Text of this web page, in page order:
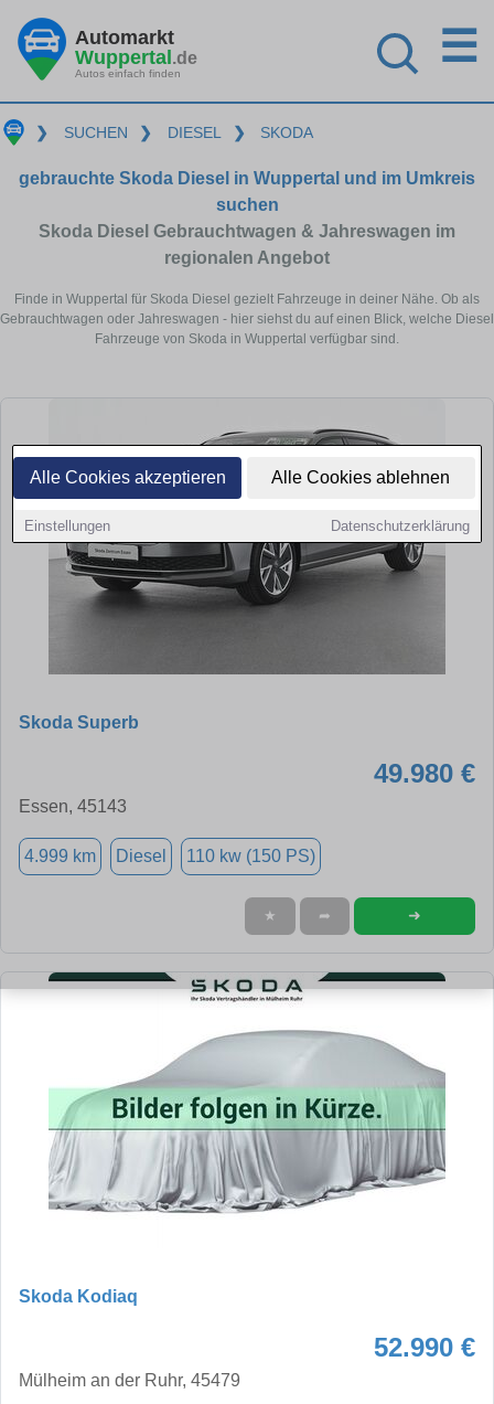
Alle Cookies akzeptieren Alle Cookies ablehnen
Einstellungen Datenschutzerklärung
Automarkt
Wuppertal.de
Autos einfach finden
☰
❯ SUCHEN ❯ DIESEL ❯ SKODA
gebrauchte Skoda Diesel in Wuppertal und im Umkreis
suchen
Skoda Diesel Gebrauchtwagen & Jahreswagen im
regionalen Angebot
Finde in Wuppertal für Skoda Diesel gezielt Fahrzeuge in deiner Nähe. Ob als
Gebrauchtwagen oder Jahreswagen - hier siehst du auf einen Blick, welche Diesel
Fahrzeuge von Skoda in Wuppertal verfügbar sind.
Skoda Superb
49.980 €
Essen, 45143
4.999 km Diesel 110 kw (150 PS)
★ ➦ ➜
Skoda Kodiaq
52.990 €
Mülheim an der Ruhr, 45479